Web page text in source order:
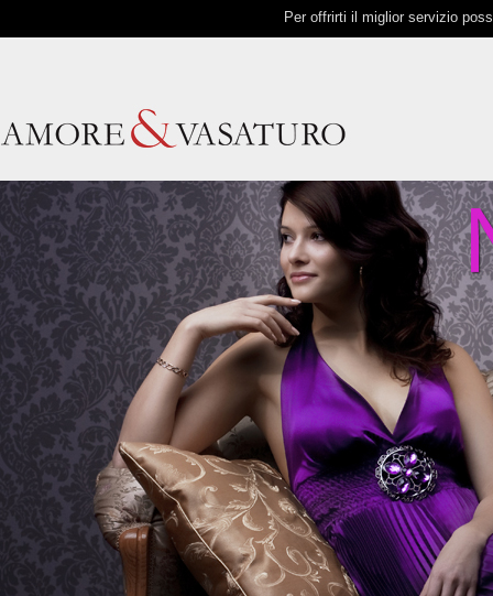
Per offrirti il miglior servizio